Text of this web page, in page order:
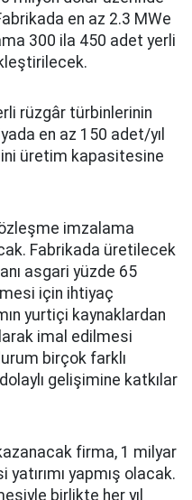
en az 2.3 MWe
300 ila 450 adet yerli
rüzgâr türbinlerinin
en az 150 adet/yıl
üretim kapasitesine
imzalama
Fabrikada üretilecek
asgari yüzde 65
için ihtiyaç
yurtiçi kaynaklardan
imal edilmesi
birçok farklı
gelişimine katkılar
kazanacak firma, 1 milyar
yapmış olacak.
birlikte her yıl